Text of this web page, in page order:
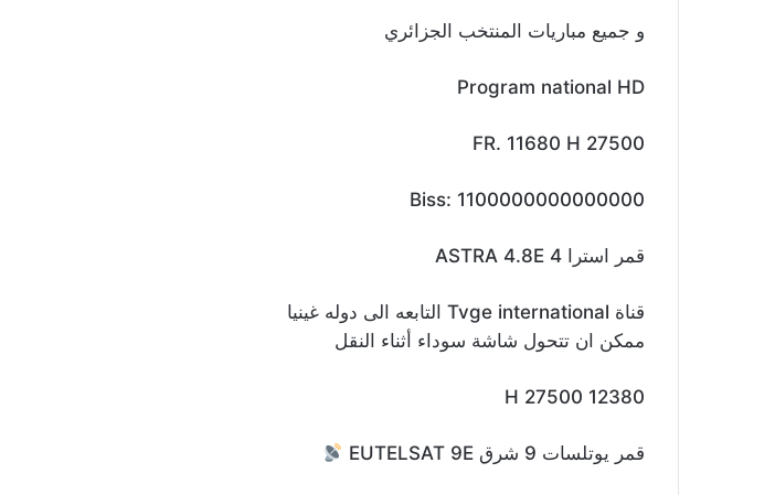
و جميع مباريات المنتخب الجزائري
Program national HD
FR. 11680 H 27500
Biss: 1100000000000000
قمر استرا 4 ASTRA 4.8E
قناة Tvge international التابعه الى دوله غينيا
ممكن ان تتحول شاشة سوداء أثناء النقل
12380 H 27500
قمر يوتلسات 9 شرق EUTELSAT 9E